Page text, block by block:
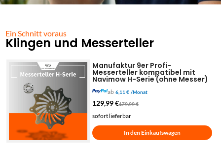
Ein Schnitt voraus
Klingen und Messerteller
Manufaktur 9er Profi-
Messerteller kompatibel mit
Navimow H-Serie (ohne Messer)
ab 6,11 € /Monat
129,99€179,99€
sofort lieferbar
In den Einkaufswagen